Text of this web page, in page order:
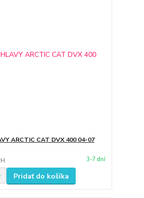
ARCTIC CAT DVX 400 04-07
3-7 dní
Pridať do košíka